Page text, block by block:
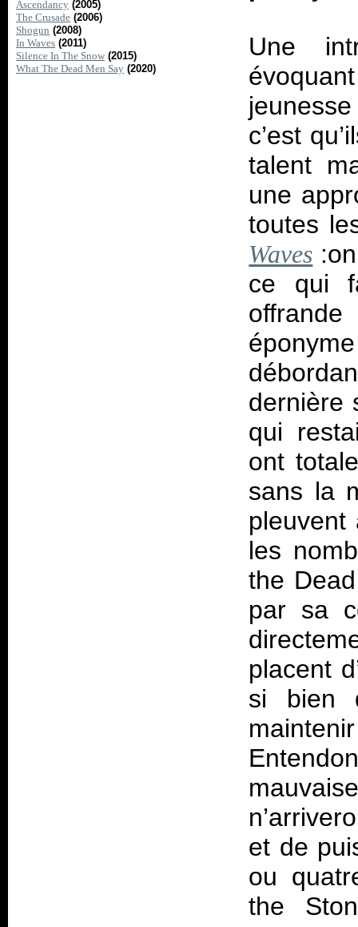
Ascendancy (2005)
The Crusade (2006)
Shogun (2008)
In Waves (2011)
Silence In The Snow (2015)
What The Dead Men Say (2020)
Une
c’est
talent
une
toutes
Waves
ce qui
dernière
qui
ont
sans la
pleuvent
les
the
par sa
placent
si bien
et de
ou
the